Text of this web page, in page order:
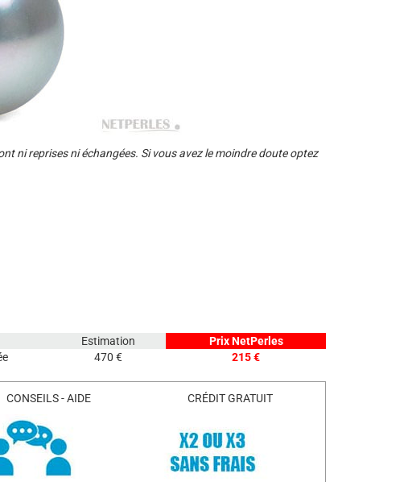
ni reprises ni échangées. Si vous avez le moindre doute optez
Estimation
Prix NetPerles
470 € 215 €
CONSEILS - AIDE CRÉDIT GRATUIT